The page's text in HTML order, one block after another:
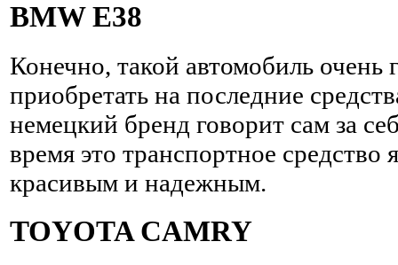
BMW Е38
Конечно, такой автомобиль очень
приобретать на последние
немецкий бренд говорит сам за
время это транспортное средство
красивым и надежным.
TOYOTA CAMRY